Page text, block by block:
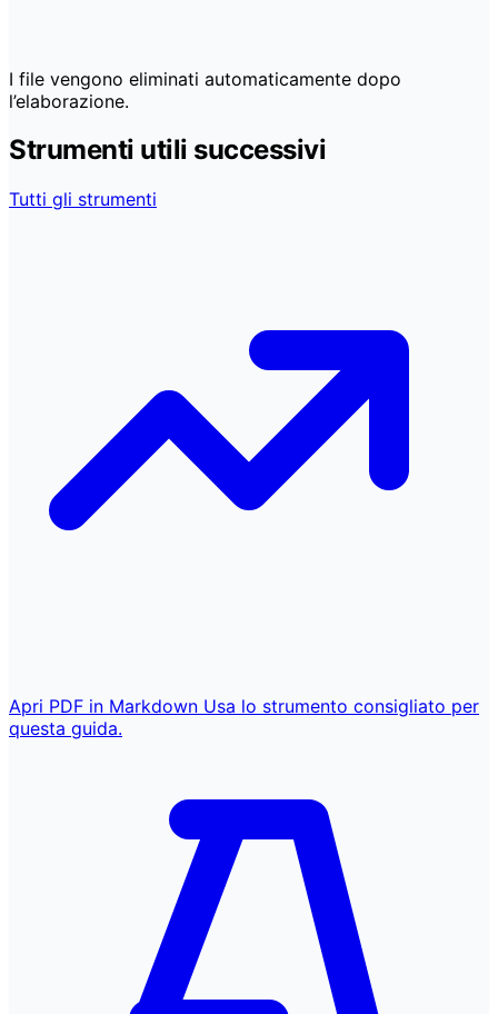
I file vengono eliminati automaticamente dopo
l’elaborazione.
Strumenti utili successivi
Tutti gli strumenti
Apri PDF in Markdown Usa lo strumento consigliato per
questa guida.